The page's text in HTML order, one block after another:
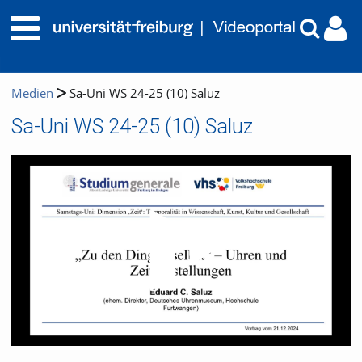
Medien Sa-Uni WS 24-25 (10) Saluz
Sa-Uni WS 24-25 (10) Saluz